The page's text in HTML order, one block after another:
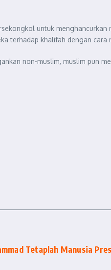
untuk menghancurkan
terhadap khalifah dengan cara
non-muslim, muslim pun
Tetaplah Manusia